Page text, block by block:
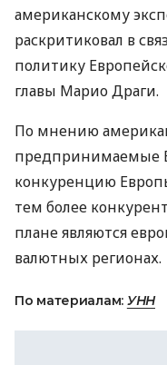
американскому
раскритиковал в
политику
главы Марио Драги.
По мнению
предпринимаемые
конкуренцию
тем более
плане являются
валютных регионах.
По материалам: УНН